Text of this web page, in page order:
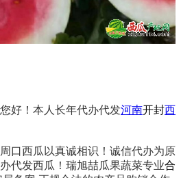
好！本人长年代办代发河南开封西
口西瓜以真诚相识！诚信代办为原
代发西瓜！瑞旭喆瓜果蔬菜专业合